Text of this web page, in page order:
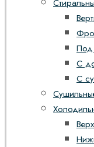
Под
С
С